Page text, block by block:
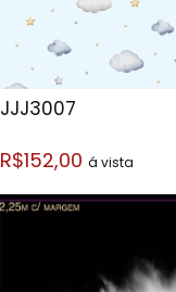
JJJ3007
R$152,00á vista